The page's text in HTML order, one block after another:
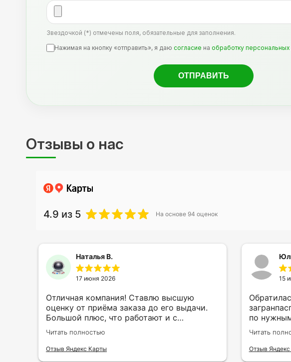
Звездочкой (*) отмечены поля, обязательные для заполнения.
Нажимая на кнопку «отправить», я даю согласие на обработку
Отзывы о нас
4.9 из 5 На основе 94 оценок
Наталья В.
17 июня 2026
Отличная компания! Ставлю высшую
оценку от приёма заказа до его выдачи.
Большой плюс, что работают и с
индивидуальными заказами. Нелбходимо
было нанести принт на кружку в подарок.
Заказ был исполнен оперативно и ооочень
Читать полностью
Отзыв Яндекс Карты
15
по
вариантах
Читать
Отзыв